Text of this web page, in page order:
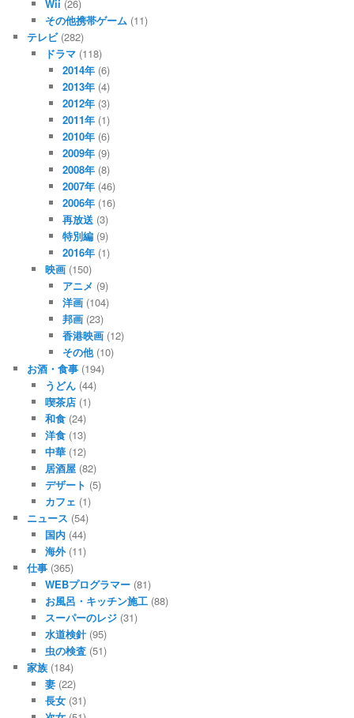
Wii (26)
その他携帯ゲーム(11)
テレビ(282)
ドラマ(118)
2014年 (6)
2013年 (4)
2012年 (3)
2011年 (1)
2010年 (6)
2009年 (9)
2008年 (8)
2007年 (46)
2006年 (16)
再放送 (3)
特別編 (9)
2016年 (1)
映画(150)
アニメ (9)
洋画 (104)
邦画 (23)
香港映画 (12)
その他(10)
お酒・食事 (194)
うどん(44)
喫茶店(1)
和食(24)
洋食(13)
中華(12)
居酒屋(82)
デザート (5)
カフェ (1)
ニュース (54)
国内(44)
海外(11)
仕事 (365)
WEBプログラマー(81)
お風呂・キッチン施工(88)
スーパーのレジ(31)
水道検針(95)
虫の検査(51)
家族 (184)
妻(22)
長女(31)